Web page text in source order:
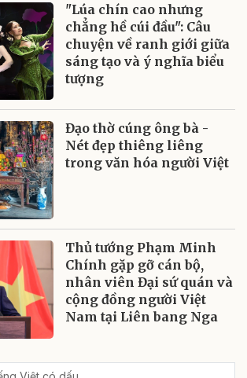
"Lúa chín cao nhưng
chẳng hề cúi đầu": Câu
chuyện về ranh giới giữa
sáng tạo và ý nghĩa biểu
tượng
Đạo thờ cúng ông bà -
Nét đẹp thiêng liêng
trong văn hóa người Việt
Thủ tướng Phạm Minh
Chính gặp gỡ cán bộ,
nhân viên Đại sứ quán và
cộng đồng người Việt
Nam tại Liên bang Nga